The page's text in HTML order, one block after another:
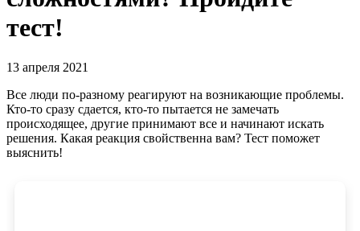
тест!
13 апреля 2021
Все люди по-разному реагируют на возникающие проблемы.
Кто-то сразу сдается, кто-то пытается не замечать
происходящее, другие принимают все и начинают искать
решения. Какая реакция свойственна вам? Тест поможет
выяснить!